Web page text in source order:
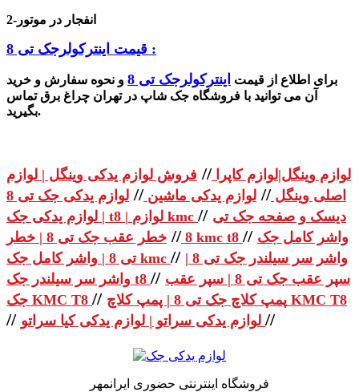
2-انفجار در موتور
قیمت اینترکولرجک تی 8 :
برای اطلاع از قیمت اینترکولرجک تی 8
و نحوه سفارش و خرید
آن می توانید با فروشگاه جک شاپ در تهران چراغ برق تماس
بگیرید.
لوازم وینگل|لوازم کاپرا // فروش لوازم یدکی وینگل | لوازم
اصلی وینگل // لوازم یدکی ماشین //
لوازم یدکی جک تی 8
| لوازم یدکی جک t8 | لوازم kmc // دیسک و صفحه جک تی
8
// خطر عقب جک تی 8 | خطر kmc t8 // واشر کامل جک
تی 8 | واشر کامل جک kmc // واشر سر سیلندر جک تی 8 |
واشر سر سیلندر جک t8 // سپر عقب جک تی 8 | سپر عقب
جک KMC T8 // پمپ کلاچ جک تی 8 | پمپ کلاچ KMC T8
// //
فروشگاه اینترنتی حضوری ایرانمهر